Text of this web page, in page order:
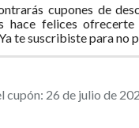
cupones de
hace felices
te suscribiste para no
cupón: 26 de julio de